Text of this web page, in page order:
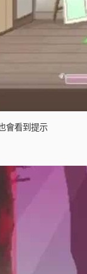
會看到提示